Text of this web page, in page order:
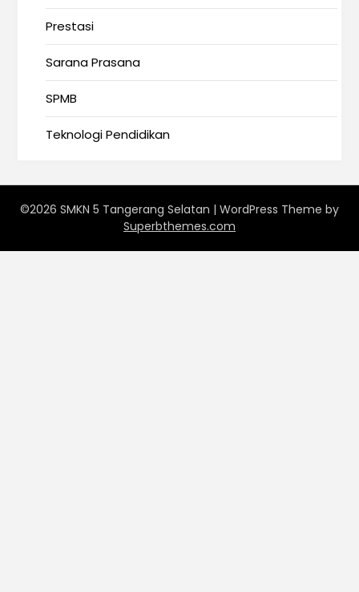
Prestasi
Sarana Prasana
SPMB
Teknologi Pendidikan
©2026 SMKN 5 Tangerang Selatan | WordPress Theme by
Superbthemes.com